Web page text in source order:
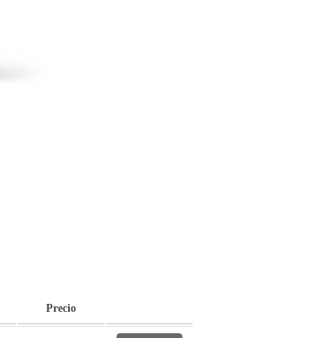
Precio